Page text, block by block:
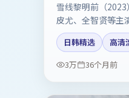
雪线黎明前（
皮尤、全智贤等主
喜欢强情节与反转
索参考，上映日期
日韩精选
高清
3万
36个月前